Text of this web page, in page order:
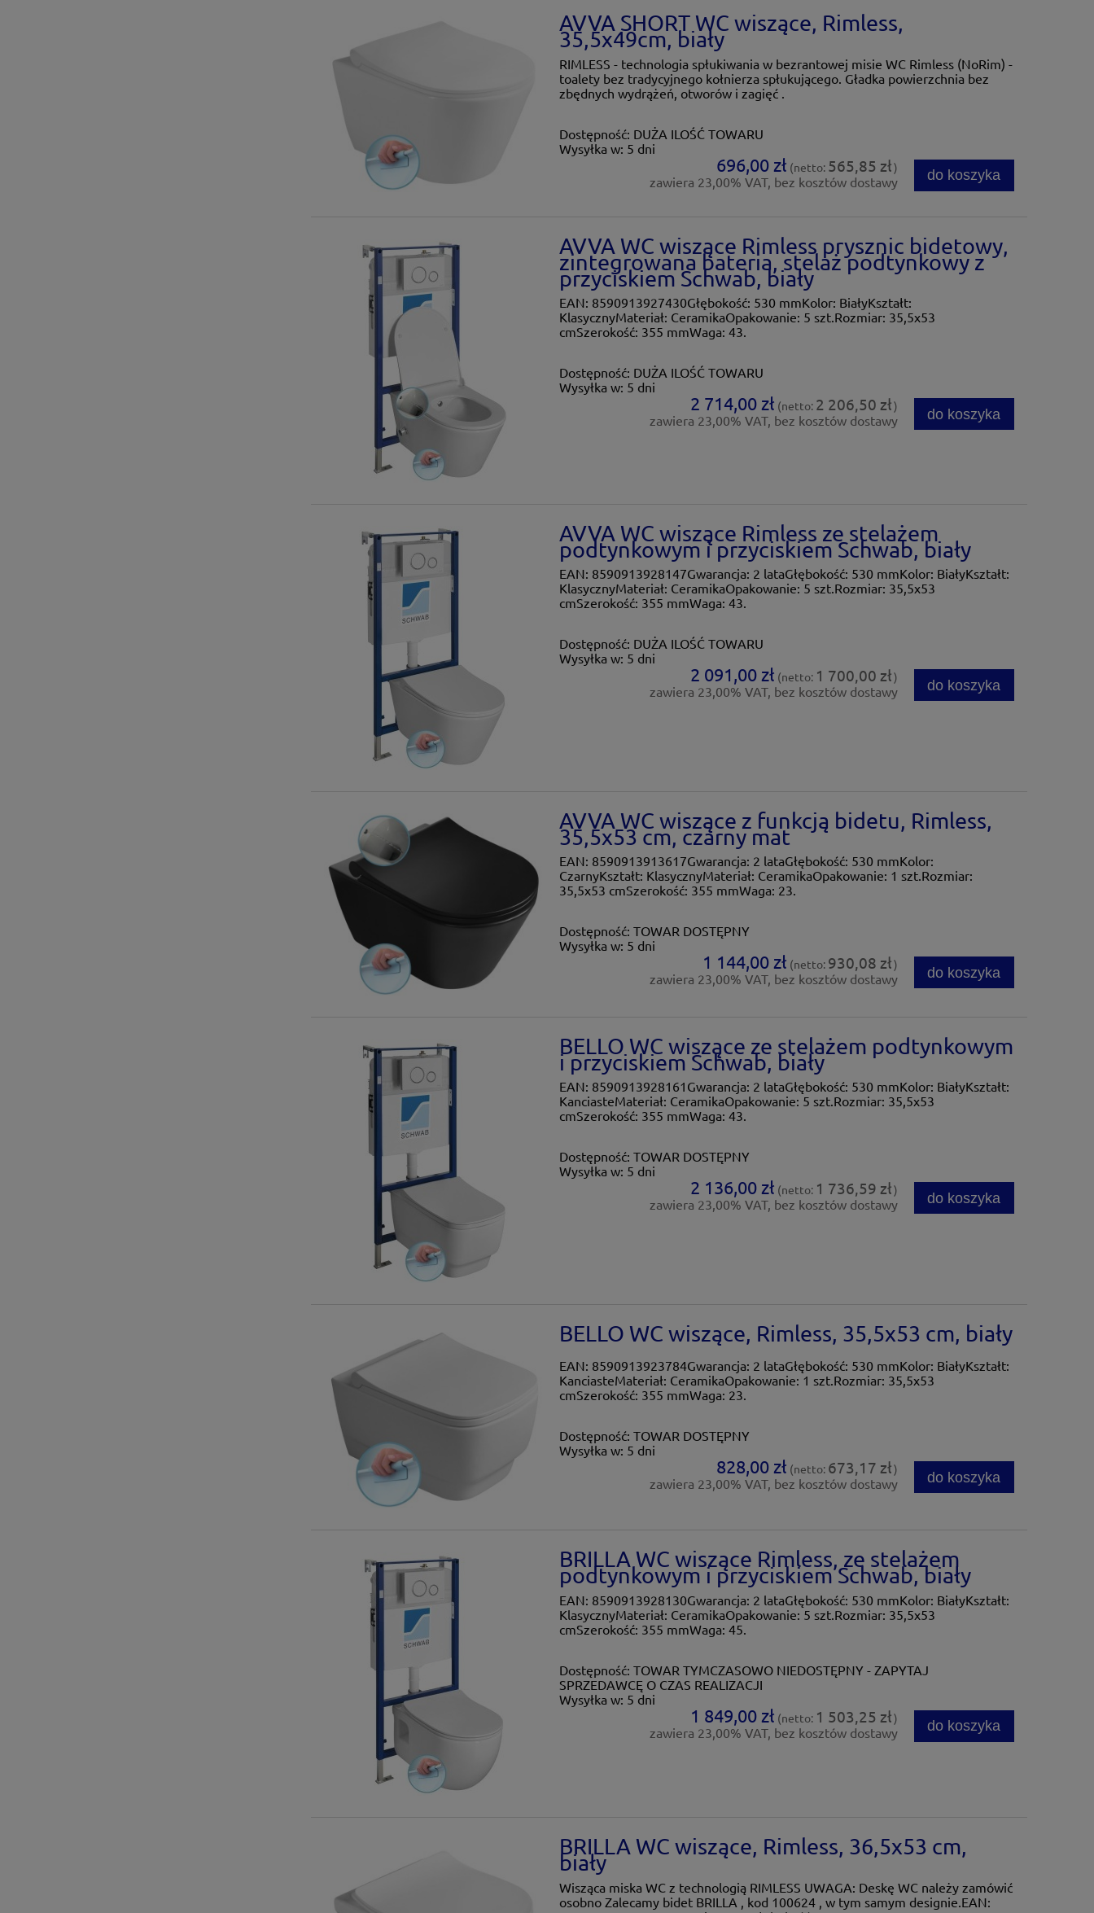
AVVA SHORT WC wiszące, Rimless,
35,5x49cm, biały
RIMLESS - technologia spłukiwania w bezrantowej misie WC Rimless (NoRim) -
toalety bez tradycyjnego kołnierza spłukującego. Gładka powierzchnia bez
zbędnych wydrążeń, otworów i zagięć .
Dostępność: DUŻA ILOŚĆ TOWARU
Wysyłka w: 5 dni
696,00 zł (netto: 565,85 zł)
zawiera 23,00% VAT, bez kosztów dostawy do koszyka
AVVA WC wiszące Rimless prysznic bidetowy,
zintegrowana bateria, stelaż podtynkowy z
przyciskiem Schwab, biały
EAN: 8590913927430Głębokość: 530 mmKolor: BiałyKształt:
KlasycznyMateriał: CeramikaOpakowanie: 5 szt.Rozmiar: 35,5x53
cmSzerokość: 355 mmWaga: 43.
Dostępność: DUŻA ILOŚĆ TOWARU
Wysyłka w: 5 dni
2 714,00 zł (netto: 2 206,50 zł)
zawiera 23,00% VAT, bez kosztów dostawy do koszyka
AVVA WC wiszące Rimless ze stelażem
podtynkowym i przyciskiem Schwab, biały
EAN: 8590913928147Gwarancja: 2 lataGłębokość: 530 mmKolor: BiałyKształt:
KlasycznyMateriał: CeramikaOpakowanie: 5 szt.Rozmiar: 35,5x53
cmSzerokość: 355 mmWaga: 43.
Dostępność: DUŻA ILOŚĆ TOWARU
Wysyłka w: 5 dni
2 091,00 zł (netto: 1 700,00 zł)
zawiera 23,00% VAT, bez kosztów dostawy do koszyka
AVVA WC wiszące z funkcją bidetu, Rimless,
35,5x53 cm, czarny mat
EAN: 8590913913617Gwarancja: 2 lataGłębokość: 530 mmKolor:
CzarnyKształt: KlasycznyMateriał: CeramikaOpakowanie: 1 szt.Rozmiar:
35,5x53 cmSzerokość: 355 mmWaga: 23.
Dostępność: TOWAR DOSTĘPNY
Wysyłka w: 5 dni
1 144,00 zł (netto: 930,08 zł)
zawiera 23,00% VAT, bez kosztów dostawy do koszyka
BELLO WC wiszące ze stelażem podtynkowym
i przyciskiem Schwab, biały
EAN: 8590913928161Gwarancja: 2 lataGłębokość: 530 mmKolor: BiałyKształt:
KanciasteMateriał: CeramikaOpakowanie: 5 szt.Rozmiar: 35,5x53
cmSzerokość: 355 mmWaga: 43.
Dostępność: TOWAR DOSTĘPNY
Wysyłka w: 5 dni
2 136,00 zł (netto: 1 736,59 zł)
zawiera 23,00% VAT, bez kosztów dostawy do koszyka
BELLO WC wiszące, Rimless, 35,5x53 cm, biały
EAN: 8590913923784Gwarancja: 2 lataGłębokość: 530 mmKolor: BiałyKształt:
KanciasteMateriał: CeramikaOpakowanie: 1 szt.Rozmiar: 35,5x53
cmSzerokość: 355 mmWaga: 23.
Dostępność: TOWAR DOSTĘPNY
Wysyłka w: 5 dni
828,00 zł (netto: 673,17 zł)
zawiera 23,00% VAT, bez kosztów dostawy do koszyka
BRILLA WC wiszące Rimless, ze stelażem
podtynkowym i przyciskiem Schwab, biały
EAN: 8590913928130Gwarancja: 2 lataGłębokość: 530 mmKolor: BiałyKształt:
KlasycznyMateriał: CeramikaOpakowanie: 5 szt.Rozmiar: 35,5x53
cmSzerokość: 355 mmWaga: 45.
Dostępność: TOWAR TYMCZASOWO NIEDOSTĘPNY - ZAPYTAJ
SPRZEDAWCĘ O CZAS REALIZACJI
Wysyłka w: 5 dni
1 849,00 zł (netto: 1 503,25 zł)
zawiera 23,00% VAT, bez kosztów dostawy do koszyka
BRILLA WC wiszące, Rimless, 36,5x53 cm,
biały
Wisząca miska WC z technologią RIMLESS UWAGA: Deskę WC należy zamówić
osobno Zalecamy bidet BRILLA , kod 100624 , w tym samym designie.EAN: